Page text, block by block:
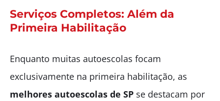
Serviços Completos: Além da
Primeira Habilitação
Enquanto muitas autoescolas focam
exclusivamente na primeira habilitação, as
melhores autoescolas de SP se destacam por